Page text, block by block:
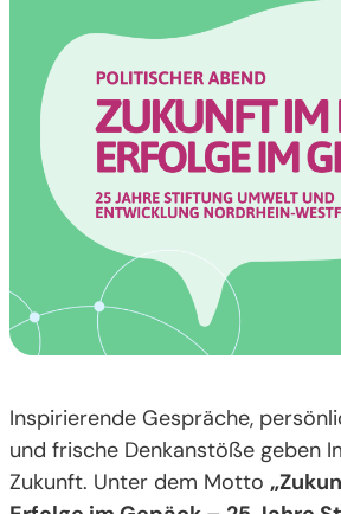
Inspirierende Gespräche,
und frische Denkanstöße geben
Zukunft. Unter dem Motto